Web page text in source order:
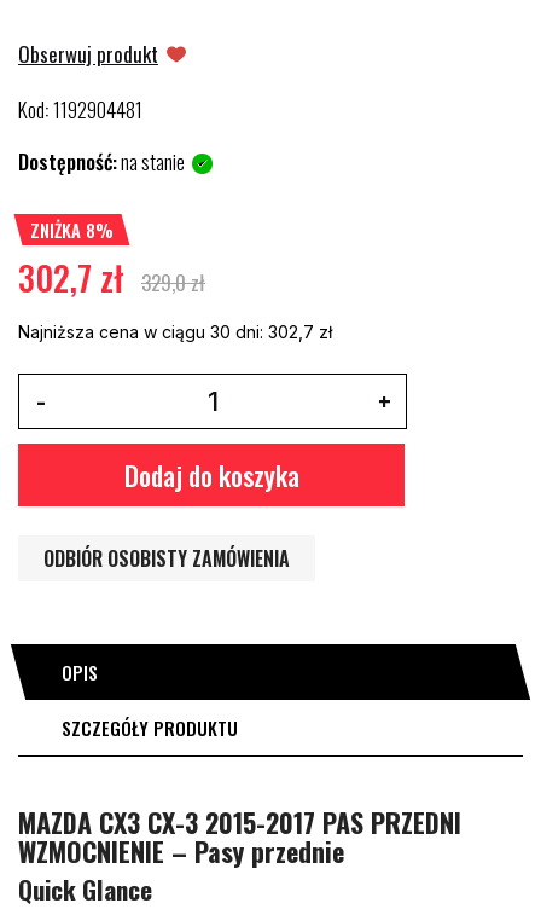
Obserwuj produkt
Kod:1192904481
Dostępność:na stanie
ZNIŻKA 8%
302,7 zł 329,0 zł
Najniższa cena w ciągu 30 dni: 302,7 zł
Dodaj do koszyka
ODBIÓR OSOBISTY ZAMÓWIENIA
OPIS
SZCZEGÓŁY PRODUKTU
MAZDA CX3 CX-3 2015-2017 PAS PRZEDNI
WZMOCNIENIE – Pasy przednie
Quick Glance